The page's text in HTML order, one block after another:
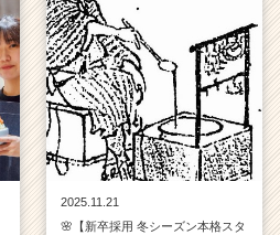
2025.11.21
🌸【新卒採用 冬シーズン本格スタ